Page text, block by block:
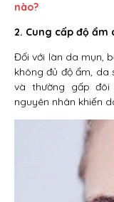
nào?
2. Cung cấp độ ẩm
Đối với làn da mụn,
không đủ độ ẩm,
và thường gấp
nguyên nhân khiến